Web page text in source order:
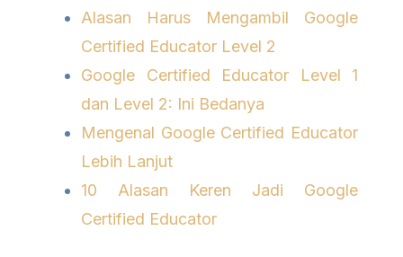
Alasan Harus Mengambil Google
Certified Educator Level 2
Google Certified Educator Level 1
dan Level 2: Ini Bedanya
Mengenal Google Certified Educator
Lebih Lanjut
10 Alasan Keren Jadi Google
Certified Educator